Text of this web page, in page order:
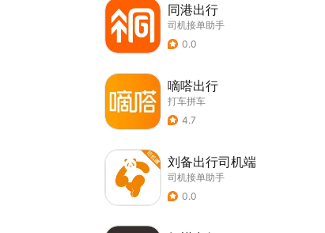
同港出行
司机接单助手
0.0
嘀嗒出行
打车拼车
4.7
刘备出行司机端
司机接单助手
0.0